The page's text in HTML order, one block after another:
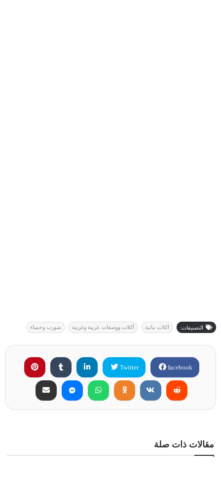
التصنيفات: اكلات نباتية أكلات ووصفات عربية وغربية شورب وحساء
facebook
Twitter
مقالات ذات صلة